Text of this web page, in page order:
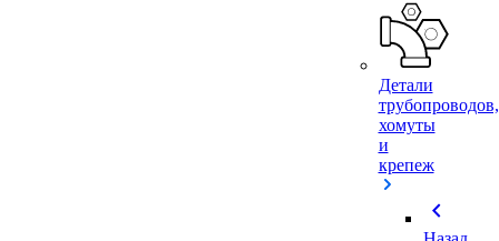
Детали
трубопроводов,
хомуты
и
крепеж
chevron_left